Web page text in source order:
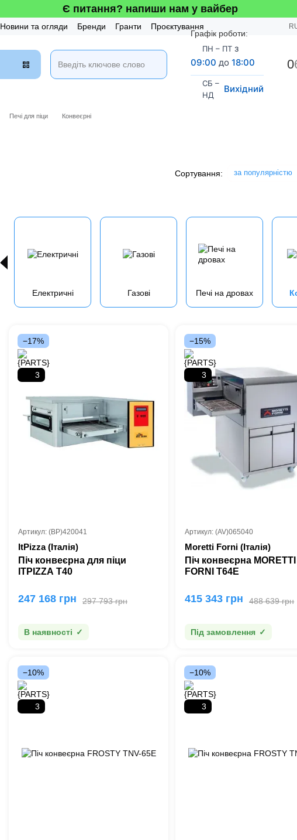
Є питання? напиши нам у вайбер
Новини та огляди Бренди Гранти
Проєктування
Графік роботи:
ПН – ПТ з
09:00 до18:00
СБ –
НД
Вихідний
0
Печі для піци Конвеєрні
Сортування: за популярністю
Електричні Газові Печі на дровах
−17%
3
Артикул: (BP)420041
ItPizza (Італія)
Піч конвеєрна для піци
ITPIZZA T40
297 793 грн
247 168 грн
В наявності
−15%
3
Артикул: (AV)065040
Moretti Forni (Італія)
Піч конвеєрна MORETTI
FORNI T64E
488 639 грн
415 343 грн
Під замовлення
−10%
3
−10%
3